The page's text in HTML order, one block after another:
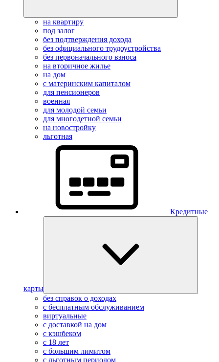
на квартиру
под залог
без подтверждения дохода
без официального трудоустройства
без первоначального взноса
на вторичное жилье
на дом
с материнским капиталом
для пенсионеров
военная
для молодой семьи
для многодетной семьи
на новостройку
льготная
Кредитные
карты
без справок о доходах
с бесплатным обслуживанием
виртуальные
с доставкой на дом
с кэшбеком
с 18 лет
с большим лимитом
с льготным периодом